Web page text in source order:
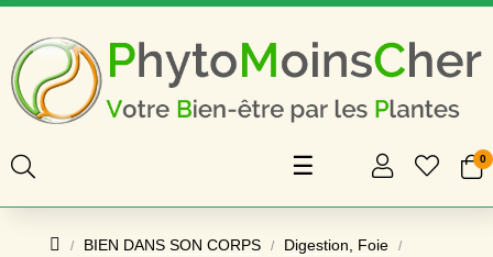
0
Basculer
navigation
☰
BIEN DANS SON CORPS
Digestion, Foie